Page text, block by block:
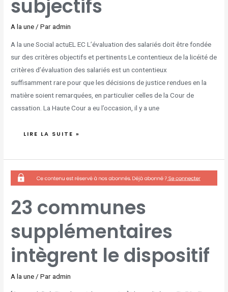
subjectifs
A la une / Paradmin
A la une Social actuEL EC L’évaluation des salariés doit être fondée
sur des critères objectifs et pertinents Le contentieux de la licéité de
critères d’évaluation des salariés est un contentieux
suffisamment rare pour que les décisions de justice rendues en la
matière soient remarquées, en particulier celles de la Cour de
cassation. La Haute Cour a eu l’occasion, il y a une
LIRE LA SUITE »
23 communes
supplémentaires
intègrent le dispositif
A la une / Paradmin
23
COMMUNES
SUPPLÉMENTAIRES
INTÈGRENT